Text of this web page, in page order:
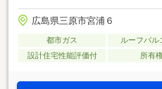
広島県三原市宮浦６
都市ガス ルーフバル
設計住宅性能評価付
所有